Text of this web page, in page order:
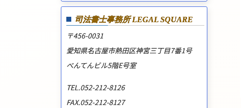
司法書士事務所LEGAL SQUARE
〒456-0031
愛知県名古屋市熱田区神宮三丁目7番1号
べんてんビル5階E号室
TEL.052-212-8126
FAX.052-212-8127